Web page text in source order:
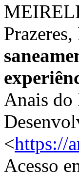
Anais do
<https://
Acesso